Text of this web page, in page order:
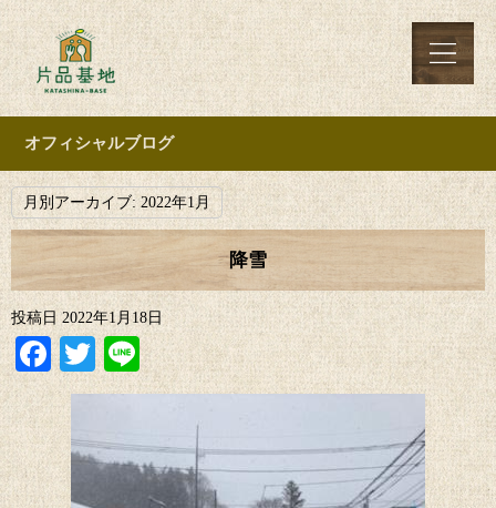
オフィシャルブログ
月別アーカイブ:2022年1月
降雪
投稿日 2022年1月18日
Facebook
Twitter
Line